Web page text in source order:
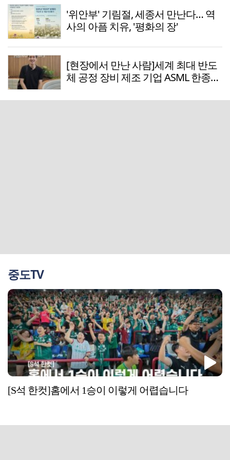
'위안부' 기림절, 세종서 만난다… 역
사의 아픔 치유, '평화의 장'
[현장에서 만난 사람]세계 최대 반도
체 공정 장비 제조 기업 ASML 한종호
중도TV
[S석 한컷]홈에서 1승이 이렇게 어렵습니다